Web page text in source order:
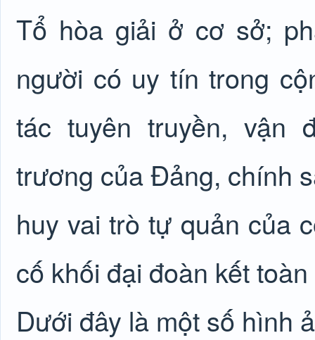
Tổ hòa giải ở cơ sở;
người có uy tín trong
tác tuyên truyền, vận
trương của Đảng, chính
huy vai trò tự quản của
cố khối đại đoàn kết
Dưới đây là một số hình